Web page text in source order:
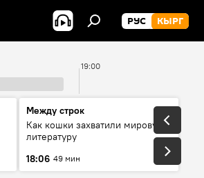
РУС КЫРГ
19:00
Между строк
Как кошки захватили мировую
литературу
18:06 49 мин